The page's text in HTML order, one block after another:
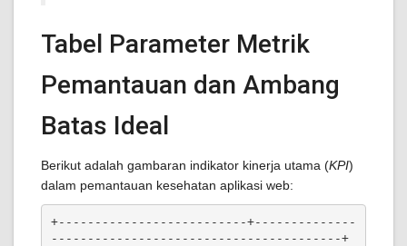
Tabel Parameter Metrik
Pemantauan dan Ambang
Batas Ideal
Berikut adalah gambaran indikator kinerja utama (KPI)
dalam pemantauan kesehatan aplikasi web:
+--------------------------+--------------
----------------------------------------+